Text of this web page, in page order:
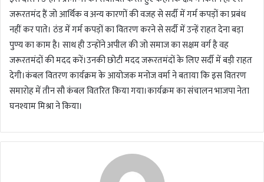
a
i
l
जरूरतमंद हैं जो आर्थिक व अन्य कारणों की वजह से सर्दी में गर्म कपड़ों का प्रबंध
नहीं कर पाते। ठंड में गर्म कपड़ों का वितरण करने से सर्दी में उन्हें राहत देना बड़ा
पुण्य का काम है। साथ ही उन्होंने अपील की जो समाज का सक्षम वर्ग है वह
जरूरतमंदों की मदद करें।उनकी छोटी मदद जरूरतमंदों के लिए सर्दी में बड़ी राहत
देगी।कंबल वितरण कार्यक्रम के आयोजक मनोज वर्मा ने बताया कि इस वितरण
समारोह में तीन सौ कंबल वितरित किया गया।कार्यक्रम का संचालन भाजपा नेता
घनश्याम मिश्रा ने किया।